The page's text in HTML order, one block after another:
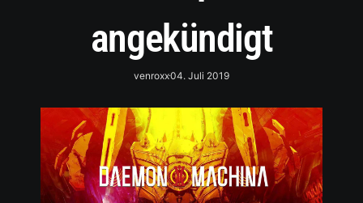
angekündigt
venroxx04. Juli 2019